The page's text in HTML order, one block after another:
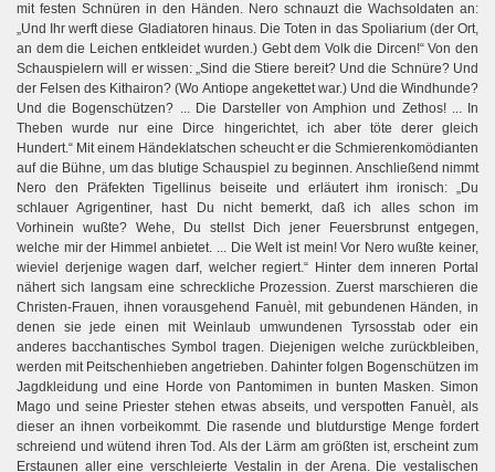
mit festen Schnüren in den Händen. Nero schnauzt die Wachsoldaten an:
„Und Ihr werft diese Gladiatoren hinaus. Die Toten in das Spoliarium (der Ort,
an dem die Leichen entkleidet wurden.) Gebt dem Volk die Dircen!“ Von den
Schauspielern will er wissen: „Sind die Stiere bereit? Und die Schnüre? Und
der Felsen des Kithairon? (Wo Antiope angekettet war.) Und die Windhunde?
Und die Bogenschützen? ... Die Darsteller von Amphion und Zethos! ... In
Theben wurde nur eine Dirce hingerichtet, ich aber töte derer gleich
Hundert.“ Mit einem Händeklatschen scheucht er die Schmierenkomödianten
auf die Bühne, um das blutige Schauspiel zu beginnen. Anschließend nimmt
Nero den Präfekten Tigellinus beiseite und erläutert ihm ironisch: „Du
schlauer Agrigentiner, hast Du nicht bemerkt, daß ich alles schon im
Vorhinein wußte? Wehe, Du stellst Dich jener Feuersbrunst entgegen,
welche mir der Himmel anbietet. ... Die Welt ist mein! Vor Nero wußte keiner,
wieviel derjenige wagen darf, welcher regiert.“ Hinter dem inneren Portal
nähert sich langsam eine schreckliche Prozession. Zuerst marschieren die
Christen-Frauen, ihnen vorausgehend Fanuèl, mit gebundenen Händen, in
denen sie jede einen mit Weinlaub umwundenen Tyrsosstab oder ein
anderes bacchantisches Symbol tragen. Diejenigen welche zurückbleiben,
werden mit Peitschenhieben angetrieben. Dahinter folgen Bogenschützen im
Jagdkleidung und eine Horde von Pantomimen in bunten Masken. Simon
Mago und seine Priester stehen etwas abseits, und verspotten Fanuèl, als
dieser an ihnen vorbeikommt. Die rasende und blutdurstige Menge fordert
schreiend und wütend ihren Tod. Als der Lärm am größten ist, erscheint zum
Erstaunen aller eine verschleierte Vestalin in der Arena. Die vestalischen